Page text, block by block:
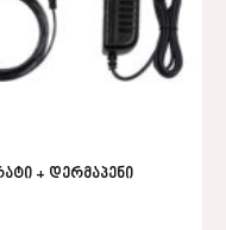
+ დერმაპენი